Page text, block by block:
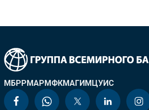
МБРРМАРМФКМАГИМЦУИС